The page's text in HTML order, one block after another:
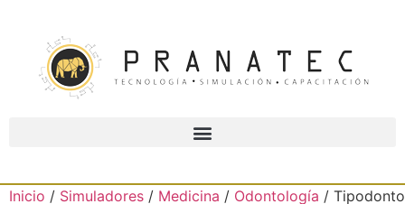
Inicio / Simuladores / Medicina / Odontología / Tipodonto